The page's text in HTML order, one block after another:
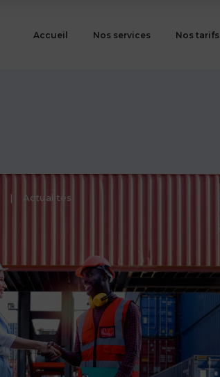
Accueil Nos services Nos tarifs
Actualités